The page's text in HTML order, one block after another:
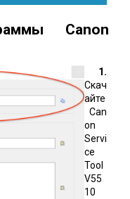
Canon
1.
Скач
айте
Can
on
Servi
ce
Tool
V55
10